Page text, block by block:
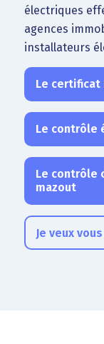
électriques
agences
installateurs
Le certificat
Le contrôle
Le contrôle
mazout
Je veux